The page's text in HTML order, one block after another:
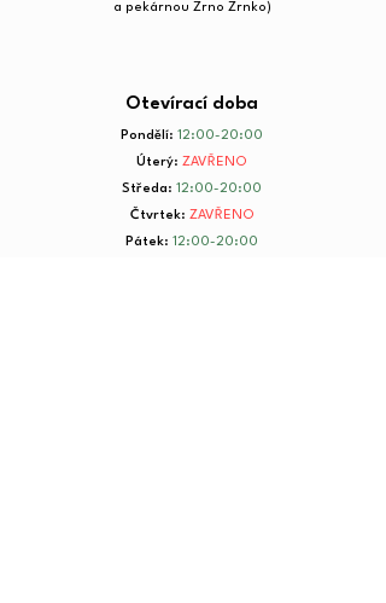
a pekárnou Zrno Zrnko)
Otevírací doba
Pondělí: 12:00-20:00
Úterý: ZAVŘENO
Středa: 12:00-20:00
Čtvrtek: ZAVŘENO
Pátek: 12:00-20:00